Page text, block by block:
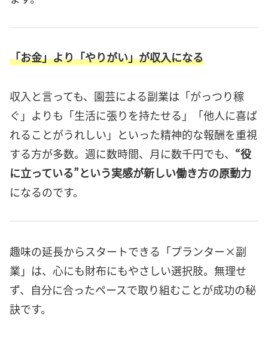
「お金」より「やりがい」が収入になる
収入と言っても、園芸による副業は「がっつり稼
ぐ」よりも「生活に張りを持たせる」「他人に喜ば
れることがうれしい」といった精神的な報酬を重視
する方が多数。週に数時間、月に数千円でも、 “役
に立っている”という実感が新しい働き方の原動力
になるのです。
趣味の延長からスタートできる「プランター×副
業」は、心にも財布にもやさしい選択肢。無理せ
ず、自分に合ったペースで取り組むことが成功の秘
訣です。